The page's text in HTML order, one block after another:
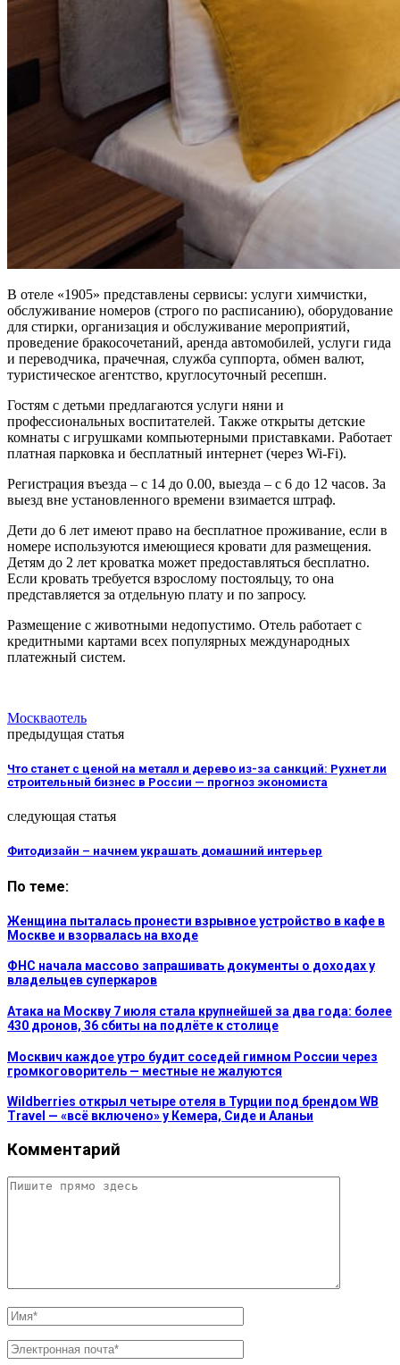
В отеле «1905» представлены сервисы: услуги химчистки,
обслуживание номеров (строго по расписанию), оборудование
для стирки, организация и обслуживание мероприятий,
проведение бракосочетаний, аренда автомобилей, услуги гида
и переводчика, прачечная, служба суппорта, обмен валют,
туристическое агентство, круглосуточный ресепшн.
Гостям с детьми предлагаются услуги няни и
профессиональных воспитателей. Также открыты детские
комнаты с игрушками компьютерными приставками. Работает
платная парковка и бесплатный интернет (через Wi-Fi).
Регистрация въезда – с 14 до 0.00, выезда – с 6 до 12 часов. За
выезд вне установленного времени взимается штраф.
Дети до 6 лет имеют право на бесплатное проживание, если в
номере используются имеющиеся кровати для размещения.
Детям до 2 лет кроватка может предоставляться бесплатно.
Если кровать требуется взрослому постояльцу, то она
представляется за отдельную плату и по запросу.
Размещение с животными недопустимо. Отель работает с
кредитными картами всех популярных международных
платежный систем.
Москваотель
предыдущая статья
Что станет с ценой на металл и дерево из-за санкций: Рухнет ли
строительный бизнес в России — прогноз экономиста
следующая статья
Фитодизайн – начнем украшать домашний интерьер
По теме:
Женщина пыталась пронести взрывное устройство в кафе в
Москве и взорвалась на входе
ФНС начала массово запрашивать документы о доходах у
владельцев суперкаров
Атака на Москву 7 июля стала крупнейшей за два года: более
430 дронов, 36 сбиты на подлёте к столице
Москвич каждое утро будит соседей гимном России через
громкоговоритель — местные не жалуются
Wildberries открыл четыре отеля в Турции под брендом WB
Travel — «всё включено» у Кемера, Сиде и Аланьи
Комментарий